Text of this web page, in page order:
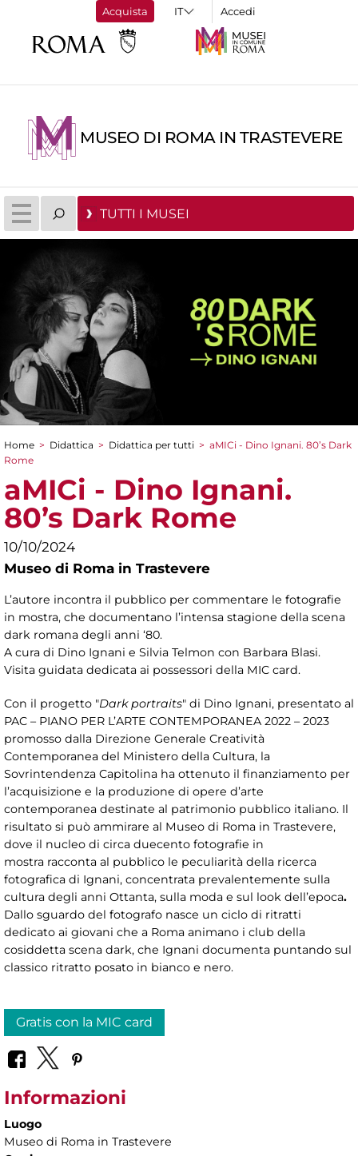
Acquista Accedi
MUSEO DI ROMA IN TRASTEVERE
TUTTI I MUSEI
Tu sei qui
Home > Didattica > Didattica per tutti > aMICi - Dino Ignani. 80’s Dark
Rome
aMICi - Dino Ignani.
80’s Dark Rome
10/10/2024
Museo di Roma in Trastevere
L’autore incontra il pubblico per commentare le fotografie
in mostra, che documentano l’intensa stagione della scena
dark romana degli anni ‘80.
A cura di Dino Ignani e Silvia Telmon con Barbara Blasi.
Visita guidata dedicata ai possessori della MIC card.
Con il progetto "Dark portraits" di Dino Ignani, presentato al
PAC – PIANO PER L’ARTE CONTEMPORANEA 2022 – 2023
promosso dalla Direzione Generale Creatività
Contemporanea del Ministero della Cultura, la
Sovrintendenza Capitolina ha ottenuto il finanziamento per
l’acquisizione e la produzione di opere d’arte
contemporanea destinate al patrimonio pubblico italiano. Il
risultato si può ammirare al Museo di Roma in Trastevere,
dove il nucleo di circa duecento fotografie in
mostra racconta al pubblico le peculiarità della ricerca
fotografica di Ignani, concentrata prevalentemente sulla
cultura degli anni Ottanta, sulla moda e sul look dell’epoca.
Dallo sguardo del fotografo nasce un ciclo di ritratti
dedicato ai giovani che a Roma animano i club della
cosiddetta scena dark, che Ignani documenta puntando sul
classico ritratto posato in bianco e nero.
Gratis con la MIC card
Informazioni
Luogo
Museo di Roma in Trastevere